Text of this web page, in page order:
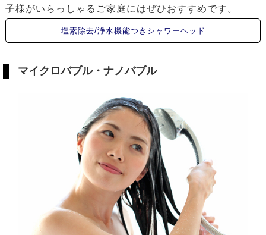
子様がいらっしゃるご家庭にはぜひおすすめです。
塩素除去/浄水機能つきシャワーヘッド
マイクロバブル・ナノバブル